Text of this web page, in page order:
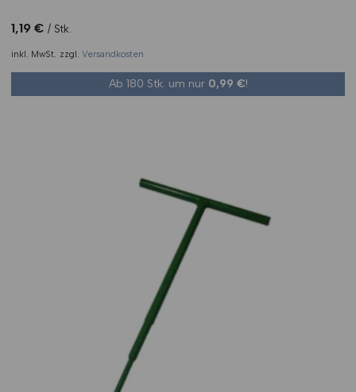
von 5,
basierend
Kundenbewertungen
1,19 € Stk.
inkl. MwSt. zzgl. Versandkosten
Ab 180 Stk. um nur 0,99 €!